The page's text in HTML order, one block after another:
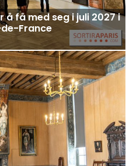
få med seg i juli 2027 i
France